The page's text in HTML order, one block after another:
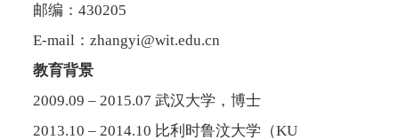
邮编：430205
E-mail：zhangyi@wit.edu.cn
教育背景
2009.09 – 2015.07 武汉大学，博士
2013.10 – 2014.10 比利时鲁汶大学（KU